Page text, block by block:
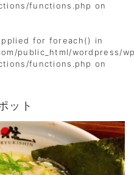
functions.php on
for foreach() in
public_html/wordpress/
functions.php on
ット